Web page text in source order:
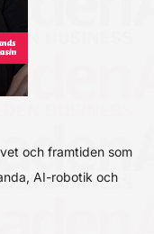
och framtiden som
AI-robotik och